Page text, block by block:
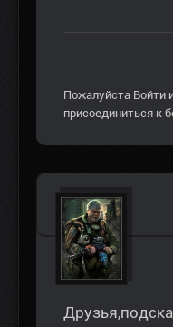
Пожалуйста Войти
присоединиться к